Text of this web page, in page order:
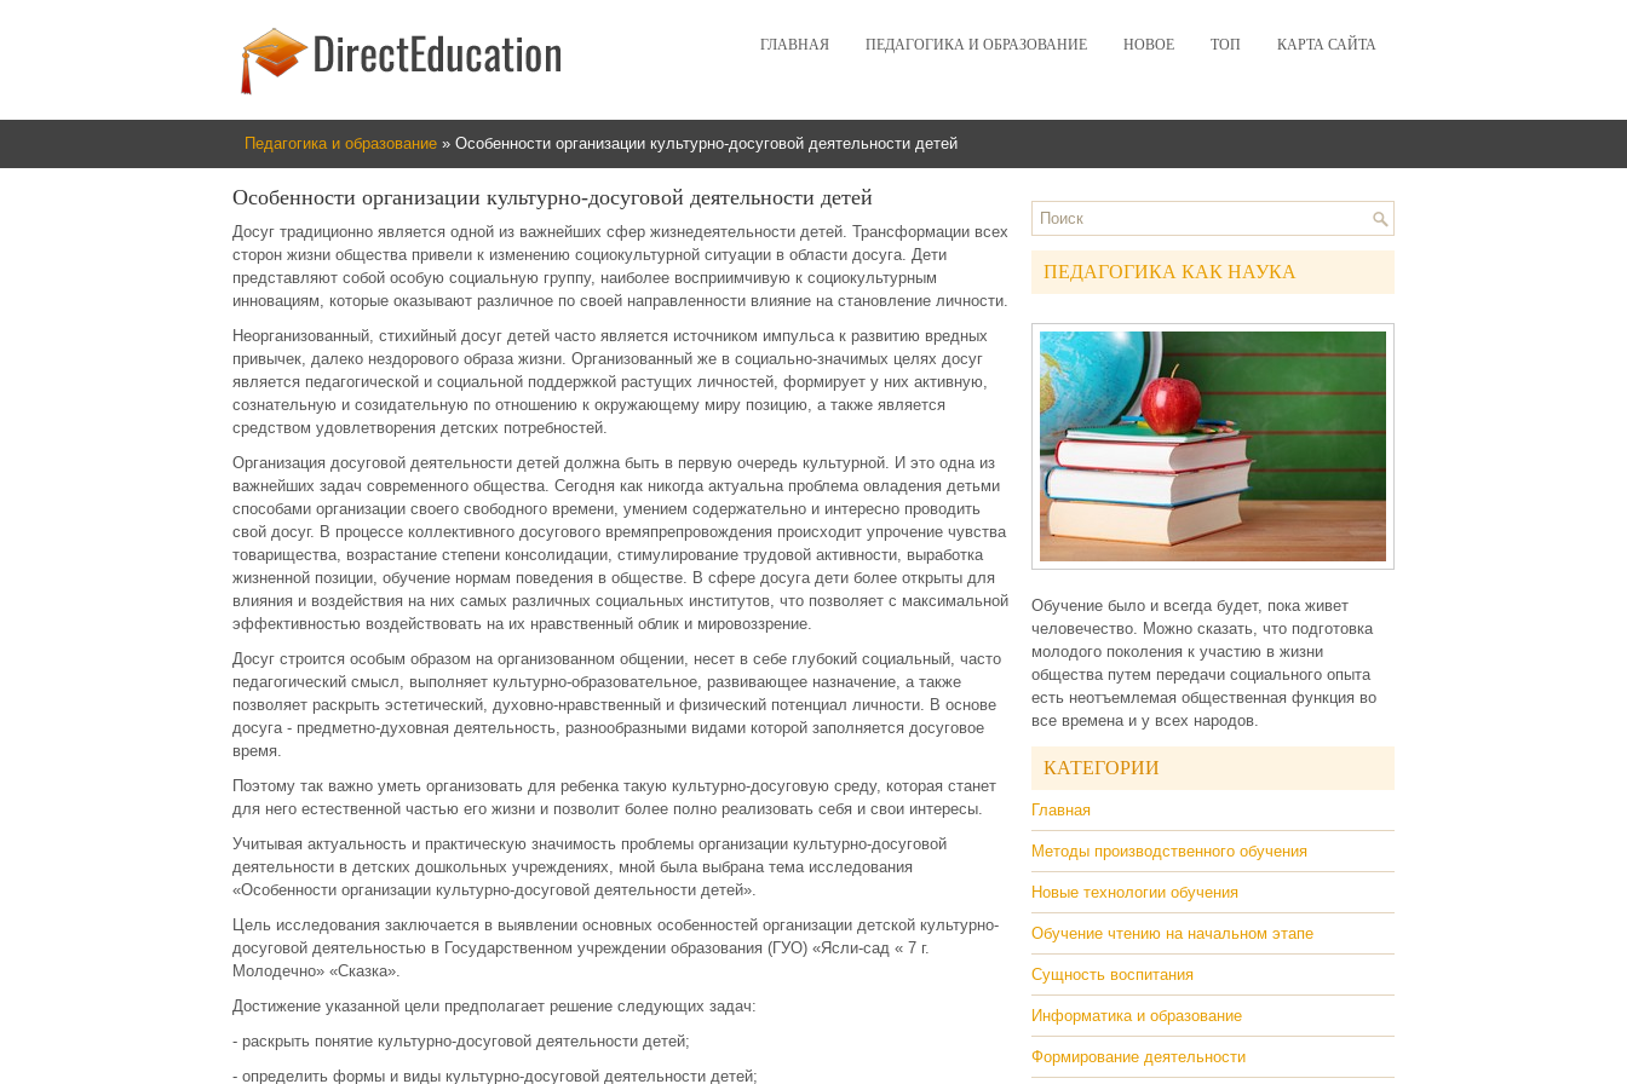
ГЛАВНАЯ ПЕДАГОГИКА И ОБРАЗОВАНИЕ НОВОЕ ТОП КАРТА САЙТА
Педагогика и образование » Особенности организации культурно-досуговой деятельности детей
Особенности организации культурно-досуговой деятельности детей
Досуг традиционно является одной из важнейших сфер жизнедеятельности детей. Трансформации всех
сторон жизни общества привели к изменению социокультурной ситуации в области досуга. Дети
представляют собой особую социальную группу, наиболее восприимчивую к социокультурным
инновациям, которые оказывают различное по своей направленности влияние на становление личности.
Неорганизованный, стихийный досуг детей часто является источником импульса к развитию вредных
привычек, далеко нездорового образа жизни. Организованный же в социально-значимых целях досуг
является педагогической и социальной поддержкой растущих личностей, формирует у них активную,
сознательную и созидательную по отношению к окружающему миру позицию, а также является
средством удовлетворения детских потребностей.
Организация досуговой деятельности детей должна быть в первую очередь культурной. И это одна из
важнейших задач современного общества. Сегодня как никогда актуальна проблема овладения детьми
способами организации своего свободного времени, умением содержательно и интересно проводить
свой досуг. В процессе коллективного досугового времяпрепровождения происходит упрочение чувства
товарищества, возрастание степени консолидации, стимулирование трудовой активности, выработка
жизненной позиции, обучение нормам поведения в обществе. В сфере досуга дети более открыты для
влияния и воздействия на них самых различных социальных институтов, что позволяет с максимальной
эффективностью воздействовать на их нравственный облик и мировоззрение.
Досуг строится особым образом на организованном общении, несет в себе глубокий социальный, часто
педагогический смысл, выполняет культурно-образовательное, развивающее назначение, а также
позволяет раскрыть эстетический, духовно-нравственный и физический потенциал личности. В основе
досуга - предметно-духовная деятельность, разнообразными видами которой заполняется досуговое
время.
Поэтому так важно уметь организовать для ребенка такую культурно-досуговую среду, которая станет
для него естественной частью его жизни и позволит более полно реализовать себя и свои интересы.
Учитывая актуальность и практическую значимость проблемы организации культурно-досуговой
деятельности в детских дошкольных учреждениях, мной была выбрана тема исследования
«Особенности организации культурно-досуговой деятельности детей».
Цель исследования заключается в выявлении основных особенностей организации детской культурно-
досуговой деятельностью в Государственном учреждении образования (ГУО) «Ясли-сад « 7 г.
Молодечно» «Сказка».
Достижение указанной цели предполагает решение следующих задач:
- раскрыть понятие культурно-досуговой деятельности детей;
- определить формы и виды культурно-досуговой деятельности детей;
ПЕДАГОГИКА КАК НАУКА
Обучение было и всегда будет, пока живет
человечество. Можно сказать, что подготовка
молодого поколения к участию в жизни
общества путем передачи социального опыта
есть неотъемлемая общественная функция во
все времена и у всех народов.
КАТЕГОРИИ
Главная
Методы производственного обучения
Новые технологии обучения
Обучение чтению на начальном этапе
Сущность воспитания
Информатика и образование
Формирование деятельности